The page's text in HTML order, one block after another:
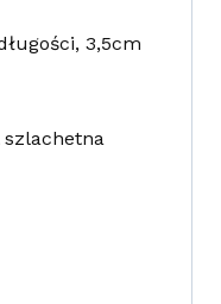
3,5cm
szlachetna